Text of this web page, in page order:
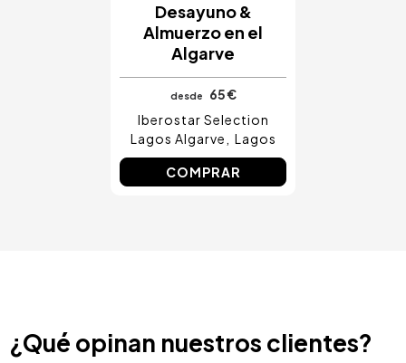
Desayuno &
Almuerzo en el
Algarve
desde
65 €
Iberostar Selection
Lagos Algarve
Lagos
COMPRAR
¿Qué opinan nuestros clientes?